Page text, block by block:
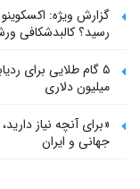
گزارش ویژه:
رسید؟ کالبدشکافی
۵ گام طلایی برای
میلیون دلاری
«برای آنچه نیاز
جهانی و ایران